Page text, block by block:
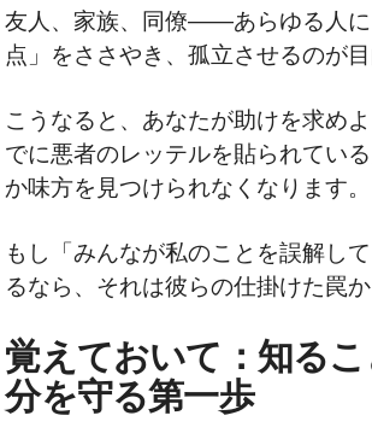
友人、家族、同僚――あらゆる人
点」をささやき、孤立させるのが目
こうなると、あなたが助けを求め
でに悪者のレッテルを貼られてい
か味方を見つけられなくなります。
もし「みんなが私のことを誤解し
るなら、それは彼らの仕掛けた罠か
覚えておいて：知る
分を守る第一歩